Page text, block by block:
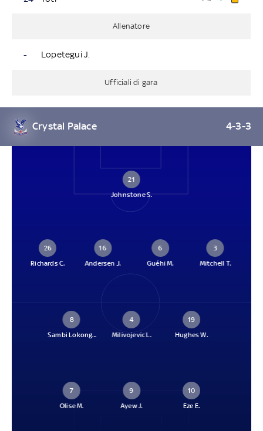
Allenatore
- Lopetegui J.
Ufficiali di gara
Crystal Palace 4-3-3
21
Johnstone S.
26
Richards C.
16
Andersen J.
6
Guéhi M.
3
Mitchell T.
8
Sambi Lokong...
4
Milivojevic L.
19
Hughes W.
7
Olise M.
9
Ayew J.
10
Eze E.